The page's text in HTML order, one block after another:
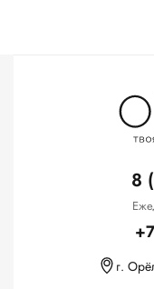
8
г.